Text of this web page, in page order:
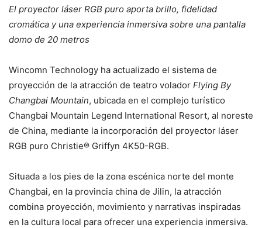
El proyector láser RGB puro aporta brillo, fidelidad
cromática y una experiencia inmersiva sobre una pantalla
domo de 20 metros
Wincomn Technology ha actualizado el sistema de
proyección de la atracción de teatro volador Flying By
Changbai Mountain, ubicada en el complejo turístico
Changbai Mountain Legend International Resort, al noreste
de China, mediante la incorporación del proyector láser
RGB puro Christie® Griffyn 4K50-RGB.
Situada a los pies de la zona escénica norte del monte
Changbai, en la provincia china de Jilin, la atracción
combina proyección, movimiento y narrativas inspiradas
en la cultura local para ofrecer una experiencia inmersiva.